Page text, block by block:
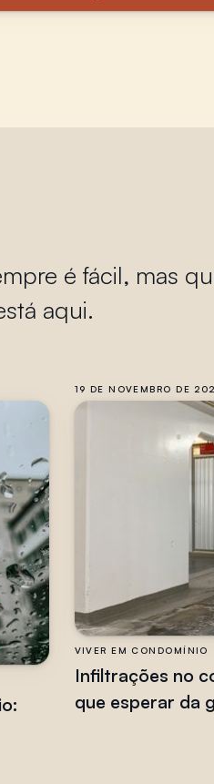
é fácil, mas
aqui.
19 DE NOVEMBRO DE
VIVER EM CONDOMÍNIO
Infiltrações no
que esperar da